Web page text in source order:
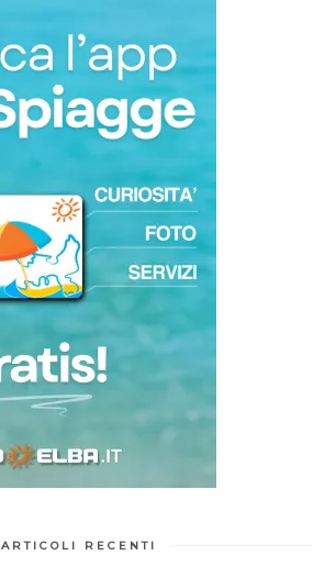
ARTICOLI RECENTI